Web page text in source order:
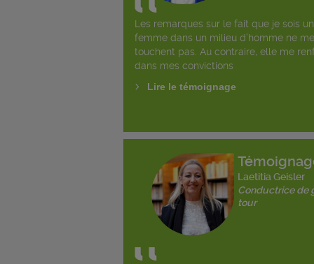
Les remarques sur le fait que je sois
femme dans un milieu d’homme ne
touchent pas. Au contraire, elle me
dans mes convictions
Lire le témoignage
Laetitia Geisler
Conductrice de
tour